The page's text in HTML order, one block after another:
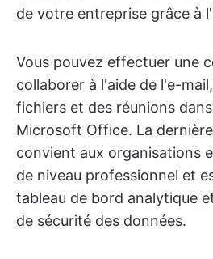
de votre entreprise grâce à
Vous pouvez effectuer une
collaborer à l'aide de l'e-
fichiers et des réunions
Microsoft Office. La
convient aux organisations
de niveau professionnel et
tableau de bord analytique
de sécurité des données.